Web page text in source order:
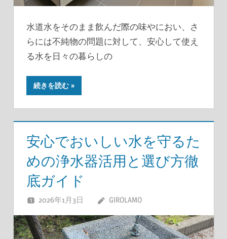
水道水をそのまま飲んだ際の味やにおい、さ
らには不純物の問題に対して、安心して使え
る水を日々の暮らしの
続きを読む
安心でおいしい水を守るた
めの浄水器活用と選び方徹
底ガイド
2026年1月3日 GIROLAMO